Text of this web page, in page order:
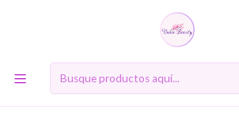
10% de descuento en tu primera compra online.
RUTINA DE BELLEZA
Cuarto Paso: Suero